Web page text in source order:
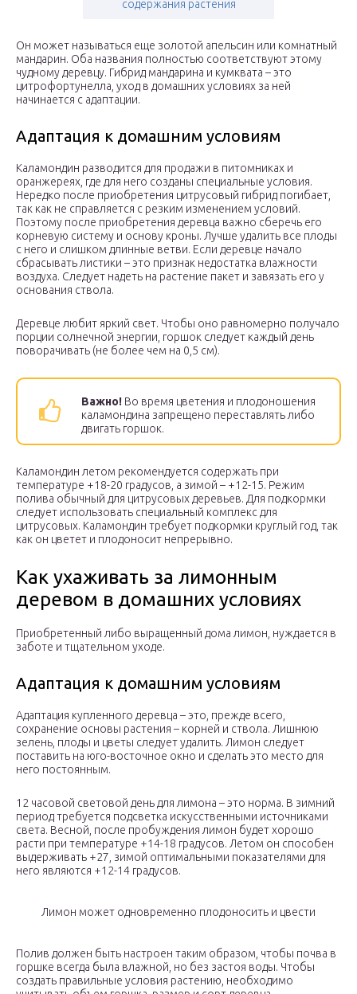
содержания растения
Он может называться еще золотой апельсин или комнатный
мандарин. Оба названия полностью соответствуют этому
чудному деревцу. Гибрид мандарина и кумквата – это
цитрофортунелла, уход в домашних условиях за ней
начинается с адаптации.
Адаптация к домашним условиям
Каламондин разводится для продажи в питомниках и
оранжереях, где для него созданы специальные условия.
Нередко после приобретения цитрусовый гибрид погибает,
так как не справляется с резким изменением условий.
Поэтому после приобретения деревца важно сберечь его
корневую систему и основу кроны. Лучше удалить все плоды
с него и слишком длинные ветви. Если деревце начало
сбрасывать листики – это признак недостатка влажности
воздуха. Следует надеть на растение пакет и завязать его у
основания ствола.
Деревце любит яркий свет. Чтобы оно равномерно получало
порции солнечной энергии, горшок следует каждый день
поворачивать (не более чем на 0,5 см).
Важно! Во время цветения и плодоношения
каламондина запрещено переставлять либо
двигать горшок.
Каламондин летом рекомендуется содержать при
температуре +18-20 градусов, а зимой – +12-15. Режим
полива обычный для цитрусовых деревьев. Для подкормки
следует использовать специальный комплекс для
цитрусовых. Каламондин требует подкормки круглый год, так
как он цветет и плодоносит непрерывно.
Как ухаживать за лимонным
деревом в домашних условиях
Приобретенный либо выращенный дома лимон, нуждается в
заботе и тщательном уходе.
Адаптация к домашним условиям
Адаптация купленного деревца – это, прежде всего,
сохранение основы растения – корней и ствола. Лишнюю
зелень, плоды и цветы следует удалить. Лимон следует
поставить на юго-восточное окно и сделать это место для
него постоянным.
12 часовой световой день для лимона – это норма. В зимний
период требуется подсветка искусственными источниками
света. Весной, после пробуждения лимон будет хорошо
расти при температуре +14-18 градусов. Летом он способен
выдерживать +27, зимой оптимальными показателями для
него являются +12-14 градусов.
Лимон может одновременно плодоносить и цвести
Полив должен быть настроен таким образом, чтобы почва в
горшке всегда была влажной, но без застоя воды. Чтобы
создать правильные условия растению, необходимо